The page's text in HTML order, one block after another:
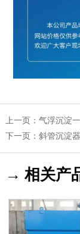
上一页： 气浮沉淀
下一页： 斜管沉淀器
→ 相关产